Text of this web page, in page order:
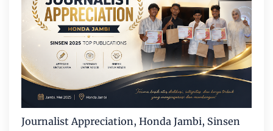
Journalist Appreciation, Honda Jambi, Sinsen